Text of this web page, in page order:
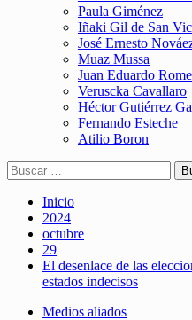
Paula Giménez
Iñaki Gil de San
José Ernesto
Muaz Mussa
Juan Eduardo
Veruscka Cavallaro
Héctor Gutiérrez
Fernando Esteche
Atilio Boron
Buscar:
Inicio
2024
octubre
29
El desenlace de las
estados indecisos
Medios aliados